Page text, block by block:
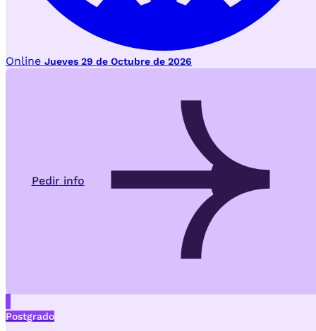
Online Jueves 29 de Octubre de 2026
Pedir info
Postgrado